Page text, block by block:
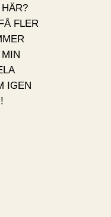
HÄR?
FÅ FLER
MIN
IGEN
!